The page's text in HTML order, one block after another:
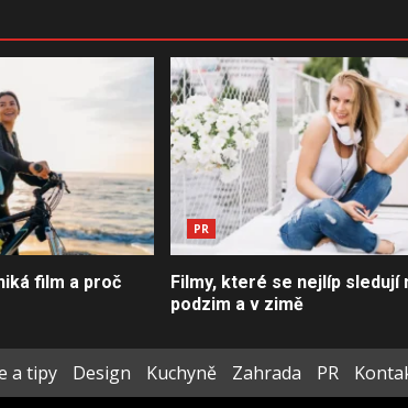
film a proč
PR
Filmy, které se nejlíp sledují
podzim a v zimě
a tipy Design Kuchyně Zahrada PR